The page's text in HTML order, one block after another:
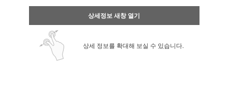
상세정보 새창 열기
상세 정보를 확대해 보실 수 있습니다.